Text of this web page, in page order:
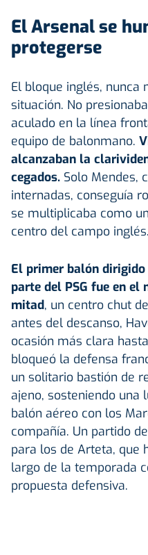
El Arsenal se
protegerse
El bloque inglés, nunca
situación. No
aculado en la línea
equipo de balonmano.
alcanzaban la
cegados. Solo Mendes,
internadas, conseguía
se multiplicaba como
centro del campo inglés.
El primer balón
parte del PSG fue en
mitad, un centro chut
antes del descanso,
ocasión más clara
bloqueó la defensa
un solitario bastión de
ajeno, sosteniendo una
balón aéreo con los
compañía. Un partido
para los de Arteta, que
largo de la temporada
propuesta defensiva.